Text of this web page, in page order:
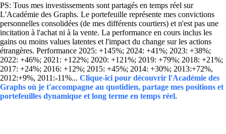
PS: Tous mes investissements sont partagés en temps réel sur
L'Académie des Graphs. Le portefeuille représente mes convictions
personnelles consolidées (de mes différents courtiers) et n'est pas une
incitation à l'achat ni à la vente. La performance en cours inclus les
gains ou moins values latentes et l'impact du change sur les actions
étrangères. Performance 2025: +145%; 2024: +41%; 2023: +38%;
2022: +46%; 2021: +122%; 2020: +121%; 2019: +79%; 2018: +21%;
2017: +24%; 2016: +12%; 2015: +45%; 2014: +30%; 2013:+72%,
2012:+9%, 2011:-11%... Clique-ici pour découvrir l'Académie des
Graphs où je t'accompagne au quotidien, partage mes positions et
portefeuilles dynamique et long terme en temps réel.